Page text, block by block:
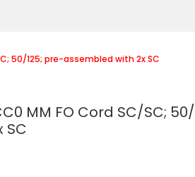
50/125; pre-assembled with 2x SC
MM FO Cord SC/SC;